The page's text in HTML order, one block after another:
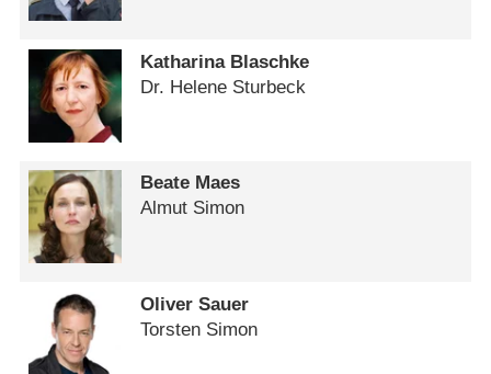
Katharina Blaschke
Dr. Helene Sturbeck
Beate Maes
Almut Simon
Oliver Sauer
Torsten Simon